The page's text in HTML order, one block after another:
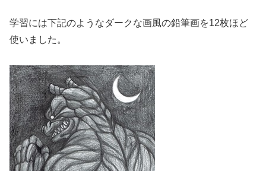
学習には下記のようなダークな画風の鉛筆画を12枚ほど
使いました。